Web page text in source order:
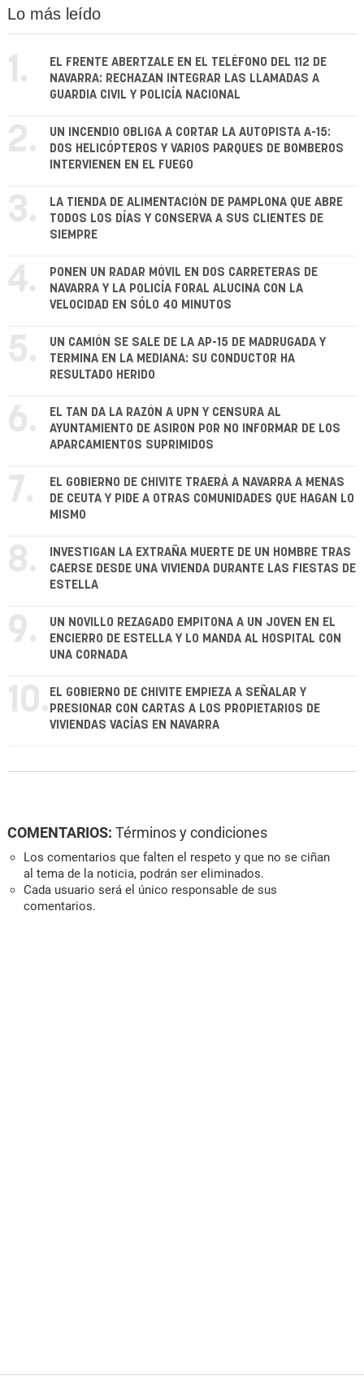
Lo más leído
1.
EL FRENTE ABERTZALE EN EL TELÉFONO DEL 112 DE
NAVARRA: RECHAZAN INTEGRAR LAS LLAMADAS A
GUARDIA CIVIL Y POLICÍA NACIONAL
2.
UN INCENDIO OBLIGA A CORTAR LA AUTOPISTA A-15:
DOS HELICÓPTEROS Y VARIOS PARQUES DE BOMBEROS
INTERVIENEN EN EL FUEGO
3.
LA TIENDA DE ALIMENTACIÓN DE PAMPLONA QUE ABRE
TODOS LOS DÍAS Y CONSERVA A SUS CLIENTES DE
SIEMPRE
4.
PONEN UN RADAR MÓVIL EN DOS CARRETERAS DE
NAVARRA Y LA POLICÍA FORAL ALUCINA CON LA
VELOCIDAD EN SÓLO 40 MINUTOS
5.
UN CAMIÓN SE SALE DE LA AP-15 DE MADRUGADA Y
TERMINA EN LA MEDIANA: SU CONDUCTOR HA
RESULTADO HERIDO
6.
EL TAN DA LA RAZÓN A UPN Y CENSURA AL
AYUNTAMIENTO DE ASIRON POR NO INFORMAR DE LOS
APARCAMIENTOS SUPRIMIDOS
7.
EL GOBIERNO DE CHIVITE TRAERÁ A NAVARRA A MENAS
DE CEUTA Y PIDE A OTRAS COMUNIDADES QUE HAGAN LO
MISMO
8.
INVESTIGAN LA EXTRAÑA MUERTE DE UN HOMBRE TRAS
CAERSE DESDE UNA VIVIENDA DURANTE LAS FIESTAS DE
ESTELLA
9.
UN NOVILLO REZAGADO EMPITONA A UN JOVEN EN EL
ENCIERRO DE ESTELLA Y LO MANDA AL HOSPITAL CON
UNA CORNADA
10. EL GOBIERNO DE CHIVITE EMPIEZA A SEÑALAR Y
PRESIONAR CON CARTAS A LOS PROPIETARIOS DE
VIVIENDAS VACÍAS EN NAVARRA
COMENTARIOS: Términos y condiciones
Los comentarios que falten el respeto y que no se ciñan
al tema de la noticia, podrán ser eliminados.
Cada usuario será el único responsable de sus
comentarios.